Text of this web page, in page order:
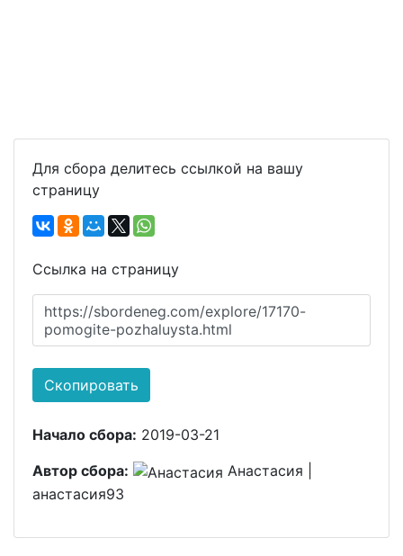
Для сбора делитесь ссылкой на вашу
страницу
Ссылка на страницу
https://sbordeneg.com/explore/17170-
pomogite-pozhaluysta.html
Скопировать
Начало сбора: 2019-03-21
Автор сбора:
Анастасия |
анастасия93